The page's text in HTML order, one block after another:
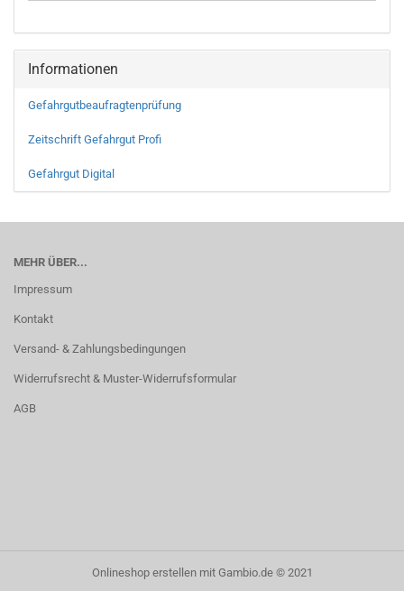
Informationen
Gefahrgutbeaufragtenprüfung
Zeitschrift Gefahrgut Profi
Gefahrgut Digital
MEHR ÜBER...
Impressum
Kontakt
Versand- & Zahlungsbedingungen
Widerrufsrecht & Muster-Widerrufsformular
AGB
Onlineshop erstellenmit Gambio.de © 2021